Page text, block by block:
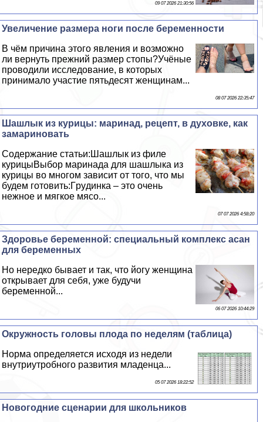
09 07 2026 21:30:56
Увеличение размера ноги после беременности
В чём причина этого явления и возможно
ли вернуть прежний размер стопы?Учёные
проводили исследование, в которых
принимало участие пятьдесят женщинам...
08 07 2026 22:35:47
Шашлык из курицы: маринад, рецепт, в духовке, как
замариновать
Содержание статьи:Шашлык из филе
курицыВыбор маринада для шашлыка из
курицы во многом зависит от того, что мы
будем готовить:Гpyдинка – это очень
нежное и мягкое мясо...
07 07 2026 4:58:20
Здоровье беременной: специальный комплекс асан
для беременных
Но нередко бывает и так, что йогу женщина
открывает для себя, уже будучи
беременной...
06 07 2026 10:44:29
Окружность головы плода по неделям (таблица)
Норма определяется исходя из недели
внутриутробного развития младенца...
05 07 2026 18:22:52
Новогодние сценарии для школьников